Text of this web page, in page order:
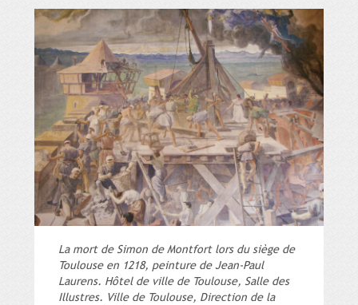
La mort de Simon de Montfort lors du siège de
Toulouse en 1218, peinture de Jean-Paul
Laurens. Hôtel de ville de Toulouse, Salle des
Illustres. Ville de Toulouse, Direction de la